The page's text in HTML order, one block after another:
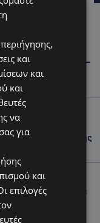
μόνο ένας αριθμός –
η πραγματική μας
για τη 37χρονη
για τη θεραπεία της
να παρενοχλούσε
οι αστυνομικές
και
και
και
να
για
και
επιλογές